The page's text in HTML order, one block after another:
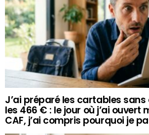
J’ai préparé les cartables
les 466 € : le jour où j’ai ouvert
CAF, j’ai compris pourquoi je